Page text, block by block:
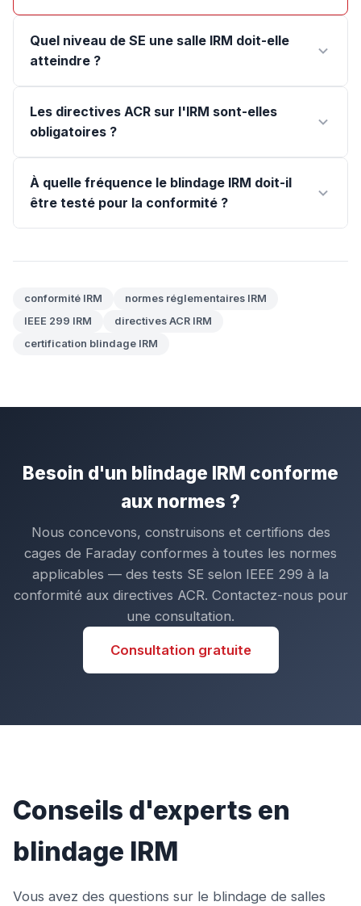
Quel niveau de SE une salle IRM doit-elle
atteindre ?
Les directives ACR sur l'IRM sont-elles
obligatoires ?
À quelle fréquence le blindage IRM doit-il
être testé pour la conformité ?
conformité IRM
normes réglementaires IRM
IEEE 299 IRM
directives ACR IRM
certification blindage IRM
Besoin d'un blindage IRM conforme
aux normes ?
Nous concevons, construisons et certifions des
cages de Faraday conformes à toutes les normes
applicables — des tests SE selon IEEE 299 à la
conformité aux directives ACR. Contactez-nous pour
une consultation.
Consultation gratuite
Conseils d'experts en
blindage IRM
Vous avez des questions sur le blindage de salles